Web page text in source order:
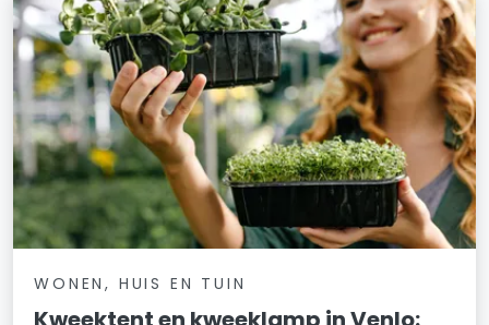
WONEN, HUIS EN TUIN